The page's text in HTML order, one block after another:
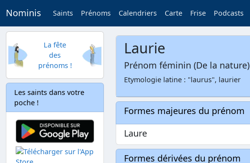
Nominis Saints Prénoms Calendriers Carte Frise Podcasts
La fête
des
prénoms !
Les saints dans votre
poche !
Laurie
Prénom féminin (De la nature)
Etymologie latine : "laurus", laurier
Formes majeures du prénom
Laure
Formes dérivées du prénom